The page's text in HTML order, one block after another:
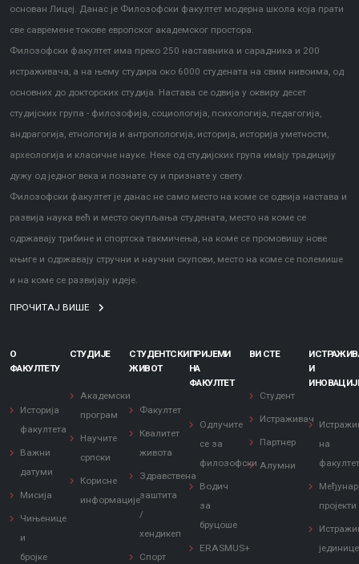
Заштита од сексуалног узнемиравања и уцењивања
основан Лицеј. Данас је Филозофски факултет модерна школа која прати
све савремене токове европског академског простора.
Филозофски факултет има преко 250 наставника и сарадника и 200
истраживача, а на њему студира око 6000 студената на свим нивоима, од
основних до докторских студија. Настава се одвија у оквиру десет
студијских група - филозофија, социологија, психологија, педагогија,
андрагогија, етнологија и антропологија, историја, историја уметности,
археологија и класичне науке. Неке од студијских група имају традицију
дужу од једног века и познате су и признате у свету.
Филозофски факултет је данас не само место на коме се одвија настава и
развија наука већ и место окупљања студената, место на коме се
одржавају трибине и спортска такмичења, на коме се промовишу нове
књиге и одржавају стручни и научни скупови, место на коме се полемише
и на коме се развијају идеје.
ПРОЧИТАЈ ВИШЕ
О
ФАКУЛТЕТУ
Историја
факултета
Важни
датуми
Мисија
Чињенице
и
бројке
СТУДИЈЕ
Академски
програм
Научите
српски
Корисне
информације
СТУДЕНТСКИ
ЖИВОТ
Факултет
Квалитет
живота
Здравствена
заштита
/
хендикеп
Спорт
ПРИЈЕМИ
НА
ФАКУЛТЕТ
Одлучите
се за
филозофски
Водич
за
бруцоше
ERASMUS+
ВИ СТЕ
Студент
Истраживач
Партнер
Алумни
И
на
пројекти
јединице